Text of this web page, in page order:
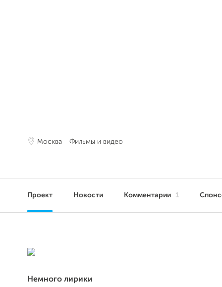
Москва Фильмы и видео
Проект Новости Комментарии 1
Немного лирики